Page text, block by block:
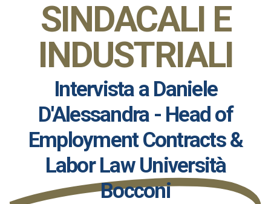
SINDACALI E
INDUSTRIALI
Intervista a Daniele
D'Alessandra - Head of
Employment Contracts &
Labor Law Università
Bocconi